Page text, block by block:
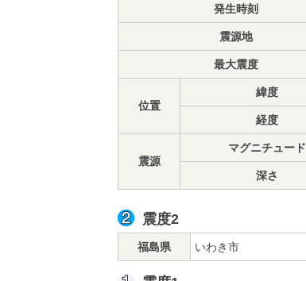
発生時刻
震源地
最大震度
位置
緯度
経度
震源
マグニチュード
深さ
震度2
福島県 いわき市